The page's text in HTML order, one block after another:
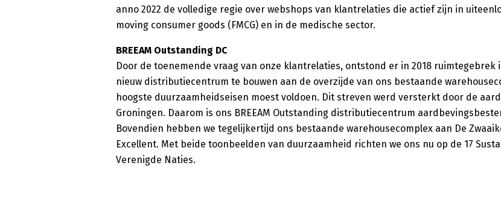
anno 2022 de volledige regie over webshops van klantrelaties die actief zijn in
moving consumer goods (FMCG) en in de medische sector.
BREEAM Outstanding DC
Door de toenemende vraag van onze klantrelaties, ontstond er in 2018 ruimtegebrek
nieuw distributiecentrum te bouwen aan de overzijde van ons bestaande
hoogste duurzaamheidseisen moest voldoen. Dit streven werd versterkt door de
Groningen. Daarom is ons BREEAM Outstanding distributiecentrum
Bovendien hebben we tegelijkertijd ons bestaande warehousecomplex aan De
Excellent. Met beide toonbeelden van duurzaamheid richten we ons nu op de 17
Verenigde Naties.